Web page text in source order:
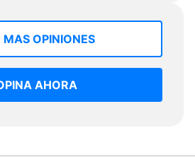
MAS OPINIONES
AHORA